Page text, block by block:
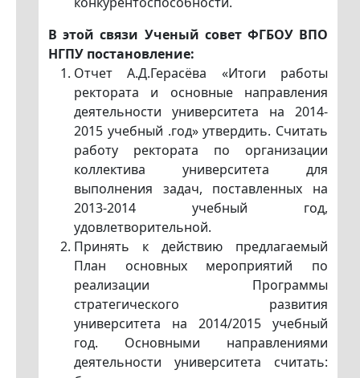
В этой связи Ученый совет ФГБОУ ВПО
НГПУ постановление:
Отчет А.Д.Герасёва «Итоги работы
ректората и основные направления
деятельности университета на 2014-
2015 учебный .год» утвердить. Считать
работу ректората по организации
коллектива университета для
выполнения задач, поставленных на
2013-2014 учебный год,
удовлетворительной.
Принять к действию предлагаемый
План основных мероприятий по
реализации Программы
стратегического развития
университета на 2014/2015 учебный
год. Основными направлениями
деятельности университета считать: